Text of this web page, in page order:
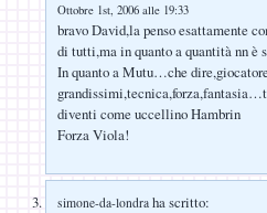
Ottobre 1st, 2006 alle 19:33
bravo David,la penso esattamente
di tutti,ma in quanto a quantità nn è
In quanto a Mutu…che
diventi come uccellino Hambrin
Forza Viola!
simone-da-londra ha scritto: